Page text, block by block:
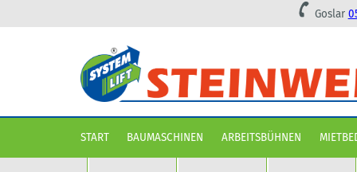
Goslar
START BAUMASCHINEN ARBEITSBÜHNEN